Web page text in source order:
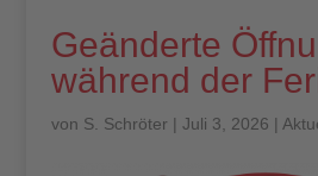
Geänderte
während der
von S. Schröter | Juli 3, 2026 |